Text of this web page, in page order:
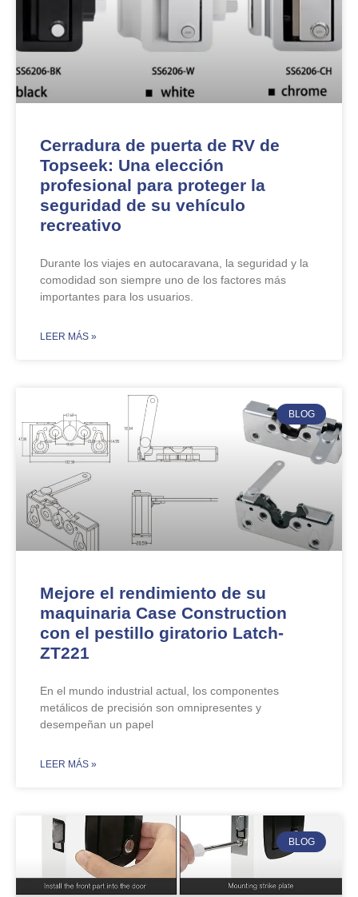
Cerradura de puerta de RV de
Topseek: Una elección
profesional para proteger la
seguridad de su vehículo
recreativo
Durante los viajes en autocaravana, la seguridad y la
comodidad son siempre uno de los factores más
importantes para los usuarios.
​LEER MÁS »
BLOG
Mejore el rendimiento de su
maquinaria Case Construction
con el pestillo giratorio Latch-
ZT221
En el mundo industrial actual, los componentes
metálicos de precisión son omnipresentes y
desempeñan un papel
​LEER MÁS »
BLOG